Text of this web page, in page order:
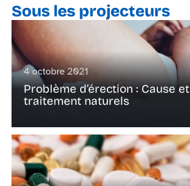
Sous les projecteurs
4 octobre 2021
Problème d’érection : Cause et
traitement naturels